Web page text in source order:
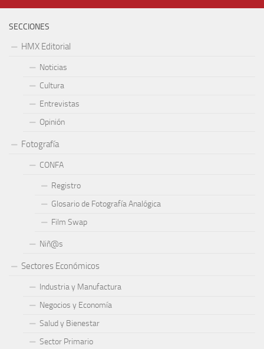
SECCIONES
HMX Editorial
Noticias
Cultura
Entrevistas
Opinión
Fotografía
CONFA
Registro
Glosario de Fotografía Analógica
Film Swap
Niñ@s
Sectores Económicos
Industria y Manufactura
Negocios y Economía
Salud y Bienestar
Sector Primario